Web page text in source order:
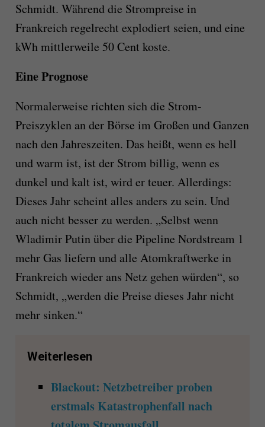
Schmidt. Während die Strompreise in
Frankreich regelrecht explodiert seien, und eine
kWh mittlerweile 50 Cent koste.
Eine Prognose
Normalerweise richten sich die Strom-
Preiszyklen an der Börse im Großen und Ganzen
nach den Jahreszeiten. Das heißt, wenn es hell
und warm ist, ist der Strom billig, wenn es
dunkel und kalt ist, wird er teuer. Allerdings:
Dieses Jahr scheint alles anders zu sein. Und
auch nicht besser zu werden. „Selbst wenn
Wladimir Putin über die Pipeline Nordstream 1
mehr Gas liefern und alle Atomkraftwerke in
Frankreich wieder ans Netz gehen würden“, so
Schmidt, „werden die Preise dieses Jahr nicht
mehr sinken.“
Weiterlesen
Blackout: Netzbetreiber proben
erstmals Katastrophenfall nach